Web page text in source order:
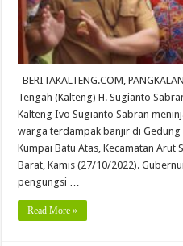
BERITAKALTENG.COM,
Tengah (Kalteng) H. Sugianto
Kalteng Ivo Sugianto Sabran
warga terdampak banjir di Gedung
Kumpai Batu Atas, Kecamatan Arut
Barat, Kamis (27/10/2022).
pengungsi …
Read More »